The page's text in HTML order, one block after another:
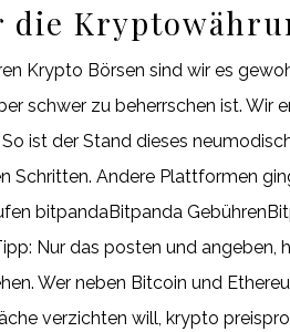
die
Krypto Börsen sind wir es
schwer zu beherrschen ist. Wir
ist der Stand dieses
Schritten. Andere Plattformen
bitpandaBitpanda
Nur das posten und
Wer neben Bitcoin und
verzichten will, krypto